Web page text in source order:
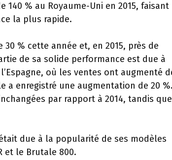
% au Royaume-Uni en 2015, faisant
la plus rapide.
% cette année et, en 2015, près de
de sa solide performance est due à
où les ventes ont augmenté
a enregistré une augmentation de 20 %.
par rapport à 2014, tandis que
due à la popularité de ses modèles
et le Brutale 800.